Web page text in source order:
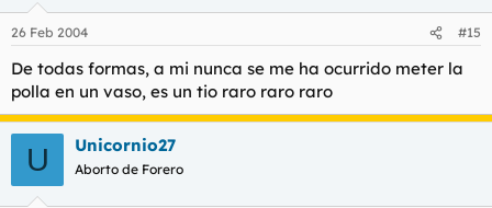
26 Feb 2004 #15
De todas formas, a mi nunca se me ha ocurrido meter la
polla en un vaso, es un tio raro raro raro
U Unicornio27
Aborto de Forero